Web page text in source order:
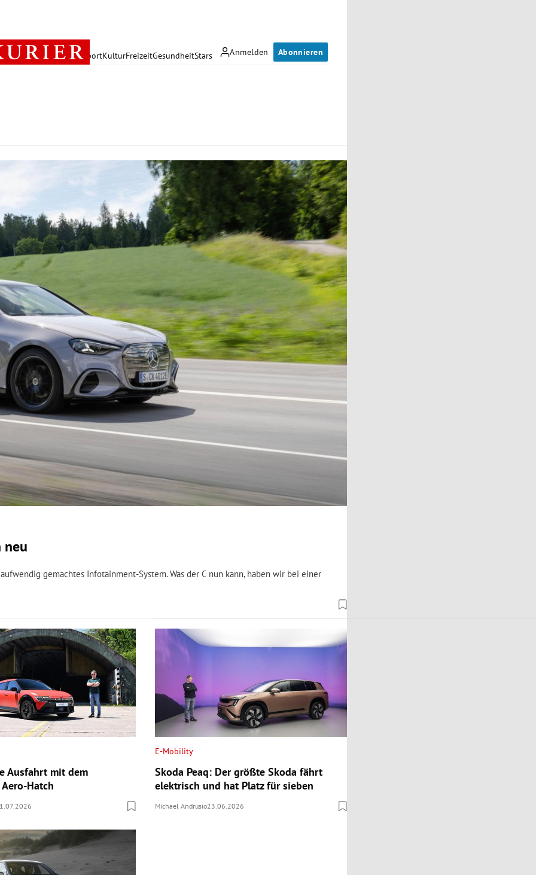
Anmelden Abonnieren
PolitikWirtschaft SportKulturFreizeitGesundheitStars
neu
gemachtes Infotainment-System. Was der C nun kann, haben wir bei einer
Ausfahrt mit dem
Hatch
E-Mobility
Skoda Peaq: Der größte Skoda fährt
elektrisch und hat Platz für sieben
Michael Andrusio23.06.2026